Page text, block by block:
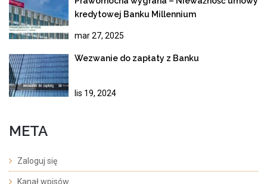
kredytowej Banku Millennium
mar 27, 2025
Wezwanie do zapłaty z Banku
lis 19, 2024
META
Zaloguj się
Kanał wpisów